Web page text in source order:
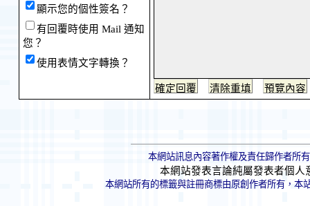
顯示您的個性簽名？
有回覆時使用 Mail 通知
您？
使用表情文字轉換？
本網站訊息內容著作權及責任歸作者所
本網站發表言論純屬發表者個人
本網站所有的標籤與註冊商標由原創作者所有，本